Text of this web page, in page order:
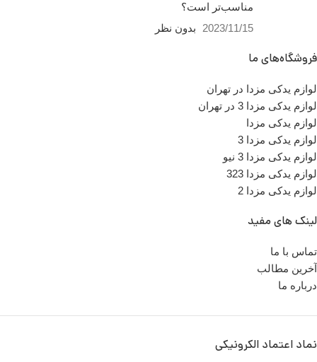
مناسب‌تر است؟
2023/11/15 بدون نظر
فروشگاه‌های ما
لوازم یدکی مزدا در تهران
لوازم یدکی مزدا 3 در تهران
لوازم یدکی مزدا
لوازم یدکی مزدا 3
لوازم یدکی مزدا 3 نیو
لوازم یدکی مزدا 323
لوازم یدکی مزدا 2
لینک های مفید
تماس با ما
آخرین مطالب
درباره ما
نماد اعتماد الکرونیکی